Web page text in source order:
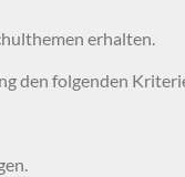
erhalten.
den folgenden